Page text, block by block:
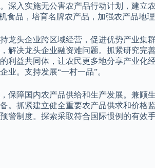
入实施无公害农产品行动计划，建立
品，培育名牌农产品，加强农产品地理
龙头企业跨区域经营，促进优势产业集
解决龙头企业融资难问题。抓紧研究完
益共同体，让农民更多地分享产业化
。支持发展“一村一品”。
障国内农产品供给和生产发展。兼顾
抓紧建立健全重要农产品供求和价格
警制度。探索采取符合国际惯例的有效